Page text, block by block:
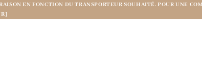
EN FONCTION DU TRANSPORTEUR SOUHAITÉ. POUR UNE